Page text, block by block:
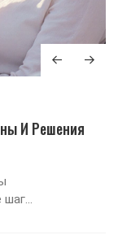
И Решения
шаги